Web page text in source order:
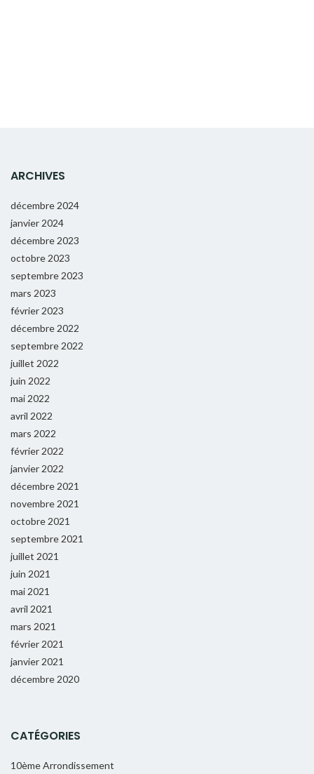
ARCHIVES
décembre 2024
janvier 2024
décembre 2023
octobre 2023
septembre 2023
mars 2023
février 2023
décembre 2022
septembre 2022
juillet 2022
juin 2022
mai 2022
avril 2022
mars 2022
février 2022
janvier 2022
décembre 2021
novembre 2021
octobre 2021
septembre 2021
juillet 2021
juin 2021
mai 2021
avril 2021
mars 2021
février 2021
janvier 2021
décembre 2020
CATÉGORIES
10ème Arrondissement